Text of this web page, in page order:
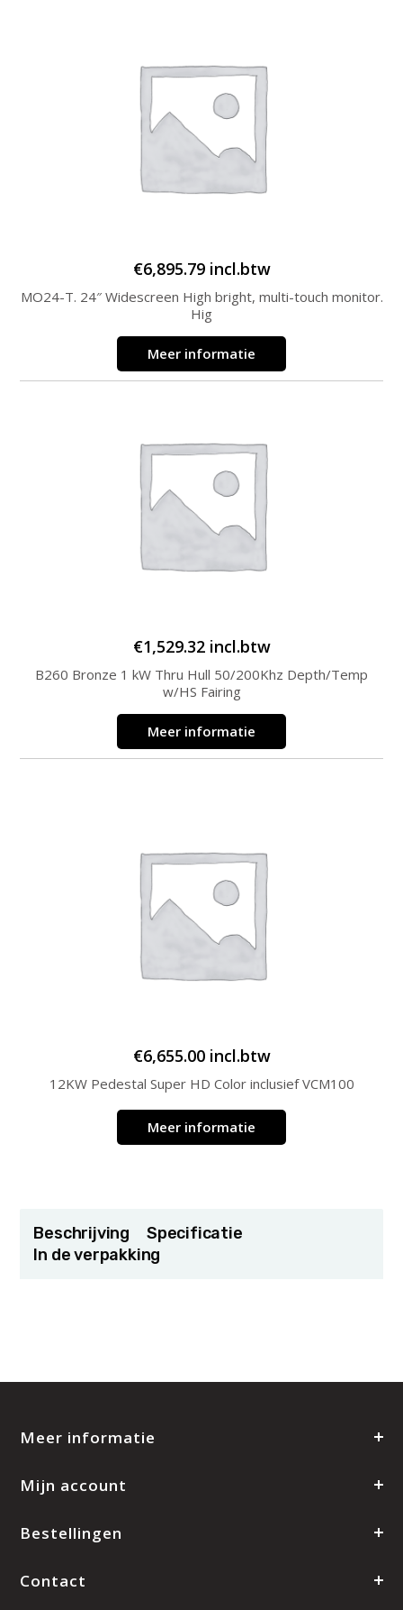
€6,895.79 incl.btw
MO24-T. 24″ Widescreen High bright, multi-touch monitor.
Hig
Meer informatie
€1,529.32 incl.btw
B260 Bronze 1 kW Thru Hull 50/200Khz Depth/Temp
w/HS Fairing
Meer informatie
€6,655.00 incl.btw
12KW Pedestal Super HD Color inclusief VCM100
Meer informatie
Beschrijving
Specificatie
In de verpakking
Meer informatie
Mijn account
Bestellingen
Contact